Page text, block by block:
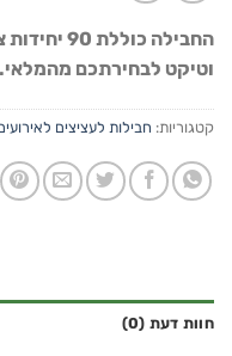
החבילה
וטיקט לבחירתכם מהמלאי.
קטגוריות: חבילות לעציצים
חוות דעת (0)